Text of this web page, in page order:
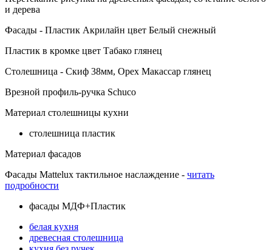
и дерева
Фасады - Пластик Акрилайн цвет Белый снежный
Пластик в кромке цвет Табако глянец
Столешница - Скиф 38мм, Орех Макассар глянец
Врезной профиль-ручка Schuco
Материал столешницы кухни
столешница пластик
Материал фасадов
Фасады Mattelux тактильное наслаждение - читать
подробности
фасады МДФ+Пластик
белая кухня
древесная столешница